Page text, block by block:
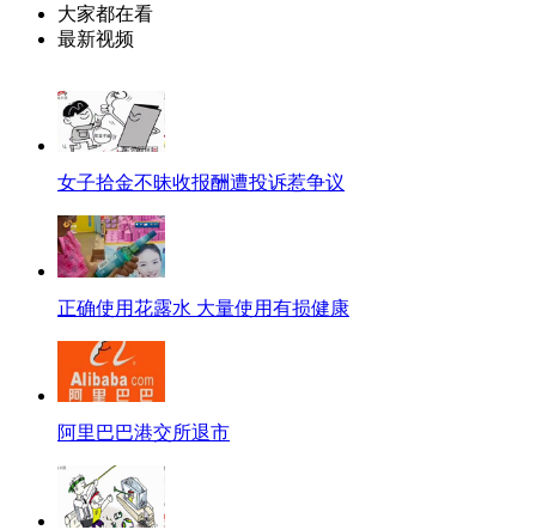
大家都在看
最新视频
女子拾金不昧收报酬遭投诉惹争议
正确使用花露水 大量使用有损健康
阿里巴巴港交所退市